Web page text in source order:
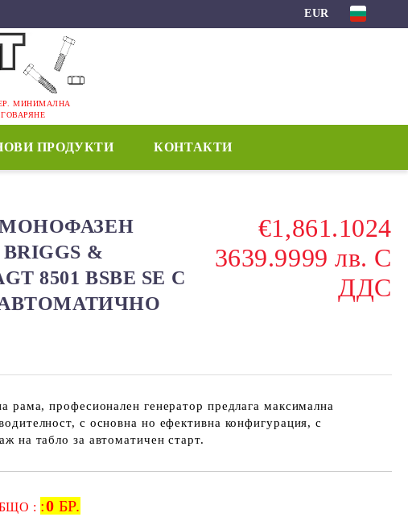
EUR
МИНИМАЛНА
ПРОДУКТИ КОНТАКТИ
&
8501 BSBE SE С
€1,861.1024
3639.9999 лв. С
ДДС
рама, професионален генератор предлага максимална
с основна но ефективна конфигурация, с
на табло за автоматичен старт.
: :0 БР.